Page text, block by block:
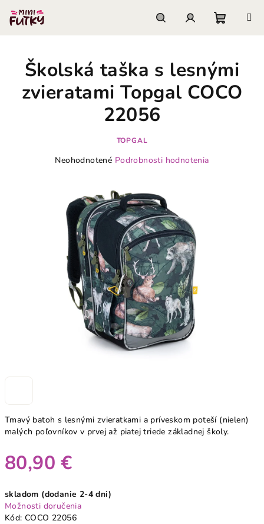
obsah
košík
Tmavý batoh s lesnými zvieratkami a príveskom poteší (nielen)
malých poľovníkov v prvej až piatej triede základnej školy.
80,90 €
cena:
skladom (dodanie 2-4 dni)
Možnosti doručenia
Kód: COCO 22056
Školská taška s lesnými
zvieratami Topgal COCO
22056
TOPGAL
Priemerné
hviezdičiek.
Neohodnotené Podrobnosti hodnotenia